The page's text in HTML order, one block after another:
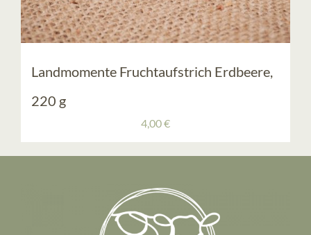
Landmomente Fruchtaufstrich Erdbeere,
220 g
4,00€